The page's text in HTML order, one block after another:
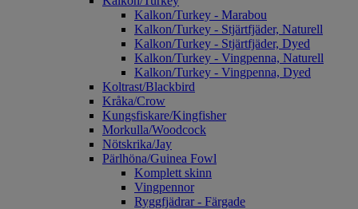
Kalkon/Turkey - Marabou
Kalkon/Turkey - Stjärtfjäder, Naturell
Kalkon/Turkey - Stjärtfjäder, Dyed
Kalkon/Turkey - Vingpenna, Naturell
Kalkon/Turkey - Vingpenna, Dyed
Koltrast/Blackbird
Kråka/Crow
Kungsfiskare/Kingfisher
Morkulla/Woodcock
Nötskrika/Jay
Pärlhöna/Guinea Fowl
Komplett skinn
Vingpennor
Ryggfjädrar - Färgade